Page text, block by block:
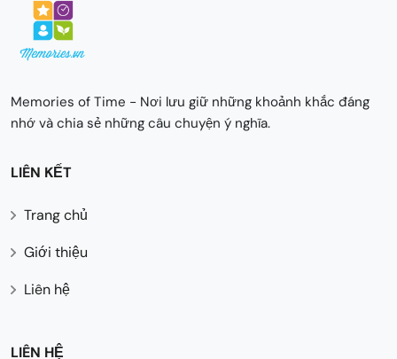
Memories of Time - Nơi lưu giữ những khoảnh khắc đáng
nhớ và chia sẻ những câu chuyện ý nghĩa.
LIÊN KẾT
Trang chủ
Giới thiệu
Liên hệ
LIÊN HỆ